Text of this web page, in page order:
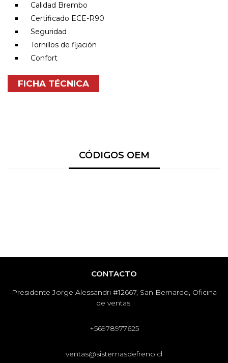
Calidad Brembo
Certificado ECE-R90
Seguridad
Tornillos de fijación
Confort
FICHA TÉCNICA
CÓDIGOS OEM
CONTACTO
Presidente Jorge Alessandri #12667, San Bernardo, Oficina
de ventas.
+56978977625
ventas@sistemasdefreno.cl